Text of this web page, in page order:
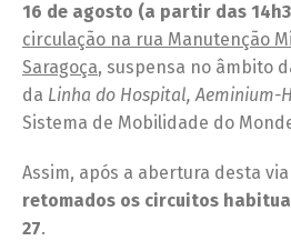
16 de agosto (a partir das
circulação na rua Manutenção
Saragoça, suspensa no âmbito
da Linha do Hospital, Aeminium-
Sistema de Mobilidade do
Assim, após a abertura desta
retomados os circuitos
27.